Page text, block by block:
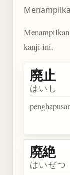
kanji ini.
廃止
はいし
廃絶
はいぜつ